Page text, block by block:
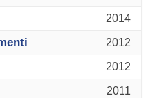
2014
2012
2012
2011